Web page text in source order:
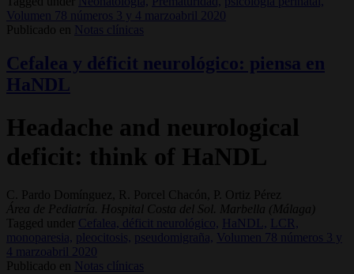
Volumen 78 números 3 y 4 marzoabril 2020
Publicado en
Notas clínicas
Cefalea y déficit neurológico: piensa en
HaNDL
Headache and neurological
deficit: think of HaNDL
C. Pardo Domínguez, R. Porcel Chacón, P. Ortiz Pérez
Área de Pediatría. Hospital Costa del Sol. Marbella (Málaga)
Tagged under
Cefalea, déficit neurológico, HaNDL,
LCR,
monoparesia, pleocitosis, pseudomigraña,
Volumen 78 números 3 y
4 marzoabril 2020
Publicado en
Notas clínicas